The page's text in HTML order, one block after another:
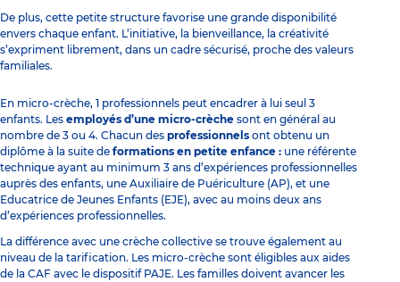
De plus, cette petite structure favorise une grande disponibilité
envers chaque enfant. L’initiative, la bienveillance, la créativité
s’expriment librement, dans un cadre sécurisé, proche des valeurs
familiales.
En micro-crèche, 1 professionnels peut encadrer à lui seul 3
enfants. Les employés d’une micro-crèche sont en général au
nombre de 3 ou 4. Chacun des professionnels ont obtenu un
diplôme à la suite de formations en petite enfance : une référente
technique ayant au minimum 3 ans d’expériences professionnelles
auprès des enfants, une Auxiliaire de Puériculture (AP), et une
Educatrice de Jeunes Enfants (EJE), avec au moins deux ans
d’expériences professionnelles.
La différence avec une crèche collective se trouve également au
niveau de la tarification. Les micro-crèche sont éligibles aux aides
de la CAF avec le dispositif PAJE. Les familles doivent avancer les